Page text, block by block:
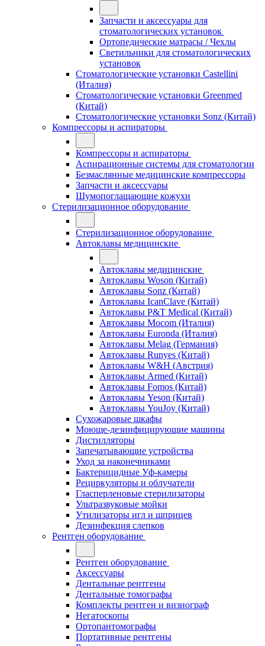
Запчасти и аксессуары для
стоматологических установок
Ортопедические матрасы / Чехлы
Светильники для стоматологических
установок
Стоматологические установки Castellini
(Италия)
Стоматологические установки Greenmed
(Китай)
Стоматологические установки Sonz (Китай)
Компрессоры и аспираторы
Компрессоры и аспираторы
Аспирационные системы для стоматологии
Безмаслянные медицинские компрессоры
Запчасти и аксессуары
Шумопоглащающие кожухи
Стерилизационное оборудование
Стерилизационное оборудование
Автоклавы медицинские
Автоклавы медицинские
Автоклавы Woson (Китай)
Автоклавы Sonz (Китай)
Автоклавы IcanClave (Китай)
Автоклавы P&T Medical (Китай)
Автоклавы Mocom (Италия)
Автоклавы Euronda (Италия)
Автоклавы Melag (Германия)
Автоклавы Runyes (Китай)
Автоклавы W&H (Австрия)
Автоклавы Armed (Китай)
Автоклавы Fomos (Китай)
Автоклавы Yeson (Китай)
Автоклавы YouJoy (Китай)
Сухожаровые шкафы
Моюще-дезинфицирующие машины
Дистилляторы
Запечатывающие устройства
Уход за наконечниками
Бактерицидные Уф-камеры
Рециркуляторы и облучатели
Гласперленовые стерилизаторы
Ультразвуковые мойки
Утилизаторы игл и шприцев
Дезинфекция слепков
Рентген оборудование
Рентген оборудование
Аксессуары
Дентальные рентгены
Дентальные томографы
Комплекты рентген и визиограф
Негатоскопы
Ортопантомографы
Портативные рентгены